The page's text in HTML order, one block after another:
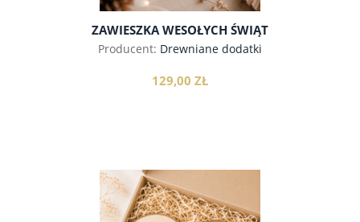
ZAWIESZKA WESOŁYCH ŚWIĄT
Producent: Drewniane dodatki
129,00 ZŁ
do koszyka